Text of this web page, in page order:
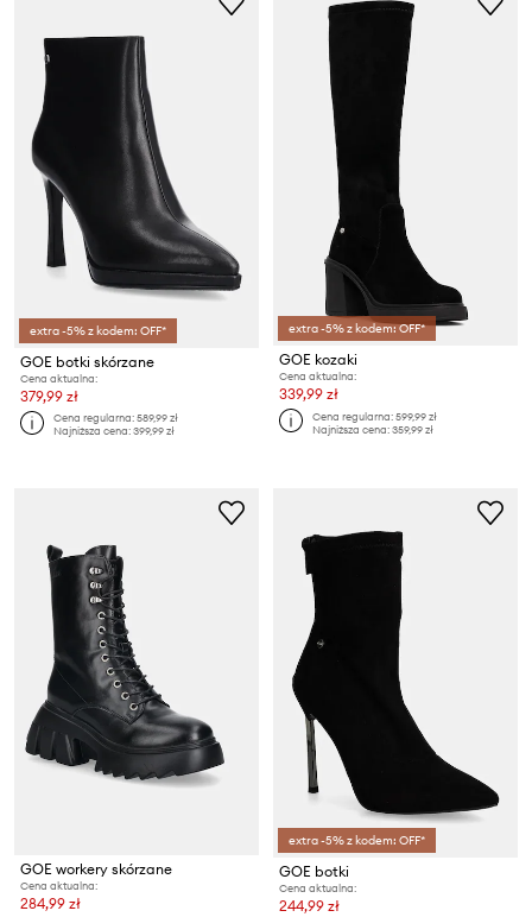
extra -5% z kodem: OFF*
GOE botki skórzane
Cena aktualna:
379,99 zł
Cena regularna:589,99 zł
Najniższa cena:399,99 zł
extra -5% z kodem: OFF*
GOE kozaki
Cena aktualna:
339,99 zł
Cena regularna:599,99 zł
Najniższa cena:359,99 zł
GOE workery skórzane
Cena aktualna:
284,99 zł
extra -5% z kodem: OFF*
GOE botki
Cena aktualna:
244,99 zł